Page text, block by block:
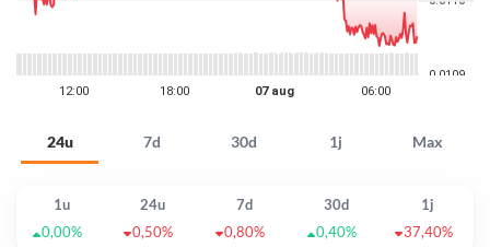
24u 7d 30d 1j Max
1u 24u 7d 30d
1j
0,00%
0,50% 0,80% 0,40% 37,40%